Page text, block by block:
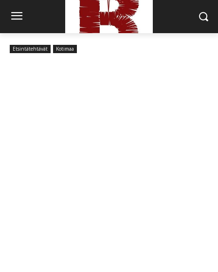
Etsintätehtävät Kotimaa